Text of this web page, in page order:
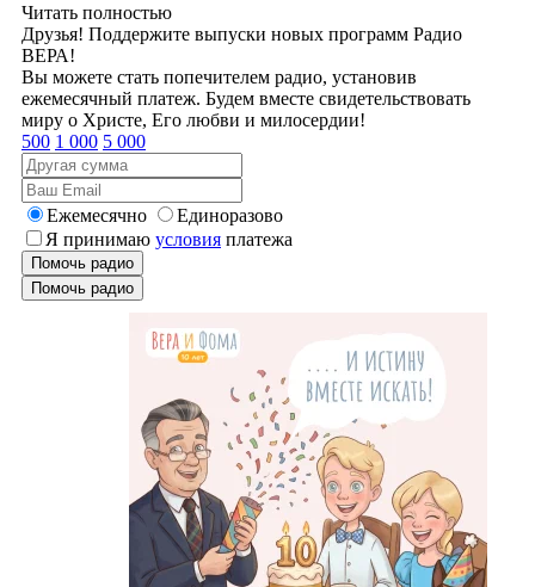
Читать полностью
Друзья! Поддержите выпуски новых программ Радио
ВЕРА!
Вы можете стать попечителем радио, установив
ежемесячный платеж. Будем вместе свидетельствовать
миру о Христе, Его любви и милосердии!
500 1 000 5 000
Ежемесячно
Единоразово
Я принимаю условия платежа
Помочь радио
Помочь радио